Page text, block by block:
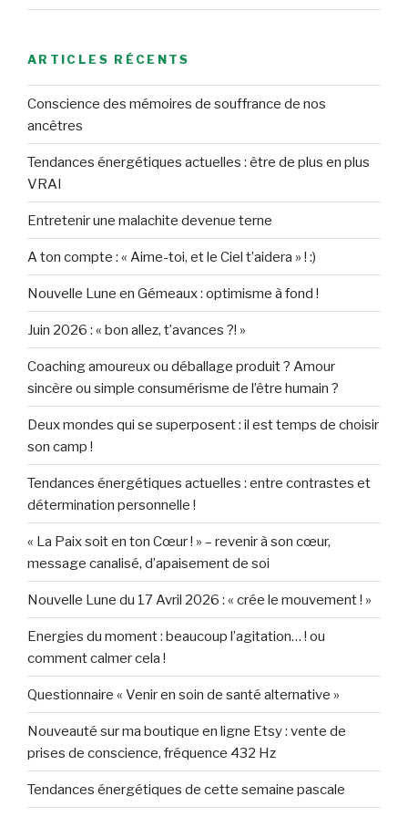
ARTICLES RÉCENTS
Conscience des mémoires de souffrance de nos
ancêtres
Tendances énergétiques actuelles : être de plus en plus
VRAI
Entretenir une malachite devenue terne
A ton compte : « Aime-toi, et le Ciel t’aidera » ! :)
Nouvelle Lune en Gémeaux : optimisme à fond !
Juin 2026 : « bon allez, t’avances ?! »
Coaching amoureux ou déballage produit ? Amour
sincère ou simple consumérisme de l’être humain ?
Deux mondes qui se superposent : il est temps de choisir
son camp !
Tendances énergétiques actuelles : entre contrastes et
détermination personnelle !
« La Paix soit en ton Cœur ! » – revenir à son cœur,
message canalisé, d’apaisement de soi
Nouvelle Lune du 17 Avril 2026 : « crée le mouvement ! »
Energies du moment : beaucoup l’agitation… ! ou
comment calmer cela !
Questionnaire « Venir en soin de santé alternative »
Nouveauté sur ma boutique en ligne Etsy : vente de
prises de conscience, fréquence 432 Hz
Tendances énergétiques de cette semaine pascale